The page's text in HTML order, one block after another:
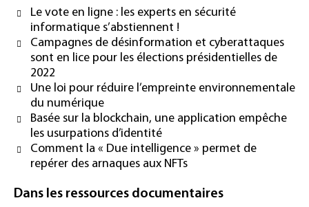
Le vote en ligne : les experts en sécurité
informatique s’abstiennent !
Campagnes de désinformation et cyberattaques
sont en lice pour les élections présidentielles de
2022
Une loi pour réduire l’empreinte environnementale
du numérique
Basée sur la blockchain, une application empêche
les usurpations d’identité
Comment la « Due intelligence » permet de
repérer des arnaques aux NFTs
Dans les ressources documentaires